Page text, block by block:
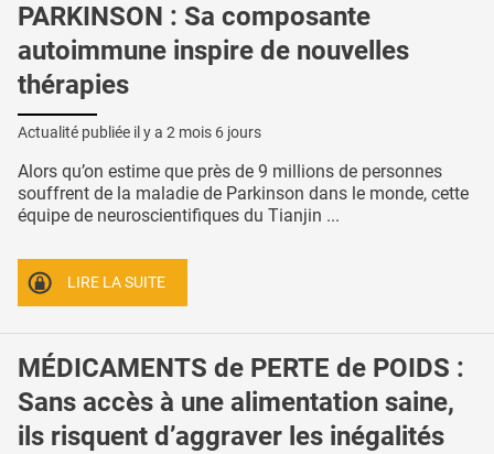
PARKINSON : Sa composante
autoimmune inspire de nouvelles
thérapies
Actualité publiée il y a 2 mois 6 jours
Alors qu’on estime que près de 9 millions de personnes
souffrent de la maladie de Parkinson dans le monde, cette
équipe de neuroscientifiques du Tianjin ...
LIRE LA SUITE
MÉDICAMENTS de PERTE de POIDS :
Sans accès à une alimentation saine,
ils risquent d’aggraver les inégalités